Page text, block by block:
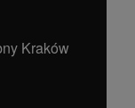
Kraków